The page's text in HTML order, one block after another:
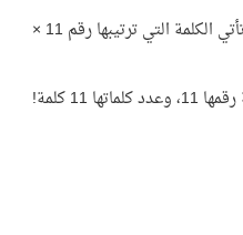
بعد 11 كلمة من بداية الآية رقم 10، تأتي الكلمة التي ترتيبها رقم 11 ×
11 كلمة!